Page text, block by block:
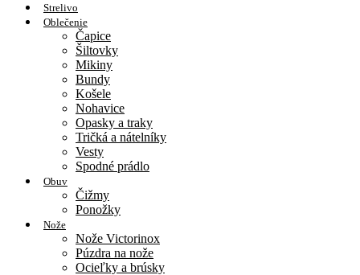
Strelivo
Oblečenie
Čapice
Šiltovky
Mikiny
Bundy
Košele
Nohavice
Opasky a traky
Tričká a nátelníky
Vesty
Spodné prádlo
Obuv
Čižmy
Ponožky
Nože
Nože Victorinox
Púzdra na nože
Ocieľky a brúsky